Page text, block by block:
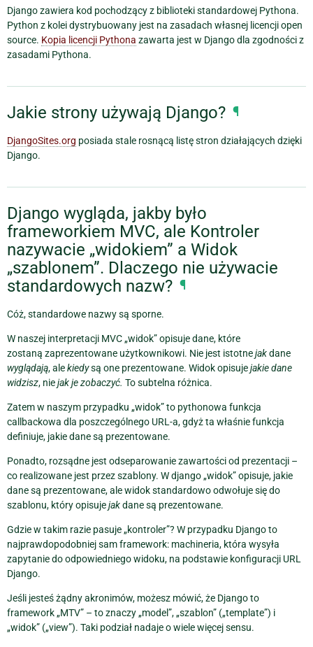
Django zawiera kod pochodzący z biblioteki standardowej Pythona.
Python z kolei dystrybuowany jest na zasadach własnej licencji open
source. Kopia licencji Pythona zawarta jest w Django dla zgodności z
zasadami Pythona.
Jakie strony używają Django? ¶
DjangoSites.org posiada stale rosnącą listę stron działających dzięki
Django.
Django wygląda, jakby było
frameworkiem MVC, ale Kontroler
nazywacie „widokiem” a Widok
„szablonem”. Dlaczego nie używacie
standardowych nazw? ¶
Cóż, standardowe nazwy są sporne.
W naszej interpretacji MVC „widok” opisuje dane, które
zostaną zaprezentowane użytkownikowi. Nie jest istotnejakdane
wyglądają, alekiedysą one prezentowane. Widok opisujejakie dane
widzisz, niejak je zobaczyć. To subtelna różnica.
Zatem w naszym przypadku „widok” to pythonowa funkcja
callbackowa dla poszczególnego URL-a, gdyż ta właśnie funkcja
definiuje, jakie dane są prezentowane.
Ponadto, rozsądne jest odseparowanie zawartości od prezentacji –
co realizowane jest przez szablony. W django „widok” opisuje, jakie
dane są prezentowane, ale widok standardowo odwołuje się do
szablonu, który opisujejakdane są prezentowane.
Gdzie w takim razie pasuje „kontroler”? W przypadku Django to
najprawdopodobniej sam framework: machineria, która wysyła
zapytanie do odpowiedniego widoku, na podstawie konfiguracji URL
Django.
Jeśli jesteś żądny akronimów, możesz mówić, że Django to
framework „MTV” – to znaczy „model”, „szablon” („template”) i
„widok” („view”). Taki podział nadaje o wiele więcej sensu.